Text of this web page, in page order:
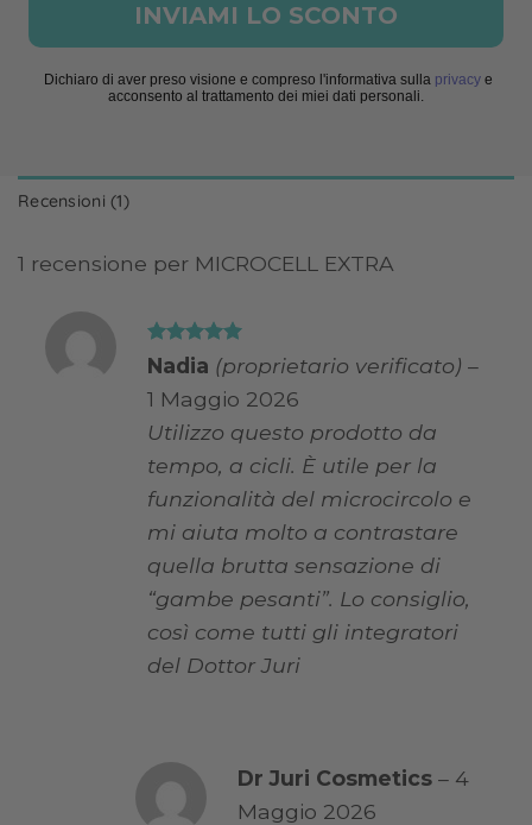
INVIAMI LO SCONTO
Dichiaro di aver preso visione e compreso l'informativa sulla privacy e
acconsento al trattamento dei miei dati personali.
Recensioni (1)
1 recensione per MICROCELL EXTRA
Valutato5
su 5
Nadia (proprietario verificato) –
1 Maggio 2026
Utilizzo questo prodotto da
tempo, a cicli. È utile per la
funzionalità del microcircolo e
mi aiuta molto a contrastare
quella brutta sensazione di
“gambe pesanti”. Lo consiglio,
così come tutti gli integratori
del Dottor Juri
Dr Juri Cosmetics – 4
Maggio 2026